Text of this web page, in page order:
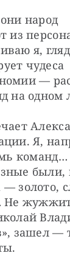
народ
из
я,
чудеса
—
на одном
Я,
были,
золото,
Не
зашел —